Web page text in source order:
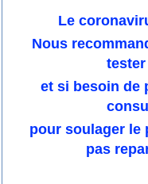
Le
Nous
et si besoin de
pour soulager le
pas